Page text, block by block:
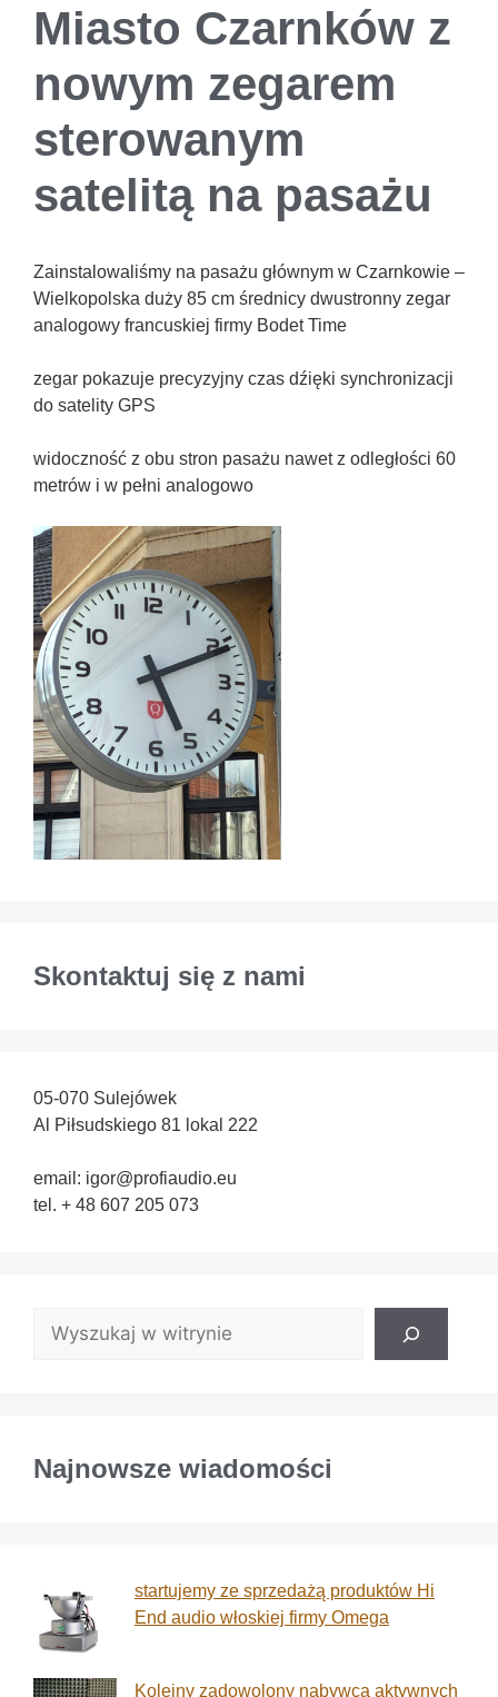
Miasto Czarnków z
nowym zegarem
sterowanym
satelitą na pasażu
Zainstalowaliśmy na pasażu głównym w Czarnkowie –
Wielkopolska duży 85 cm średnicy dwustronny zegar
analogowy francuskiej firmy Bodet Time
zegar pokazuje precyzyjny czas dźięki synchronizacji
do satelity GPS
widoczność z obu stron pasażu nawet z odległości 60
metrów i w pełni analogowo
Skontaktuj się z nami
05-070 Sulejówek
Al Piłsudskiego 81 lokal 222
email: igor@profiaudio.eu
tel. + 48 607 205 073
Najnowsze wiadomości
startujemy ze sprzedażą produktów Hi
End audio włoskiej firmy Omega
Kolejny zadowolony nabywca aktywnych